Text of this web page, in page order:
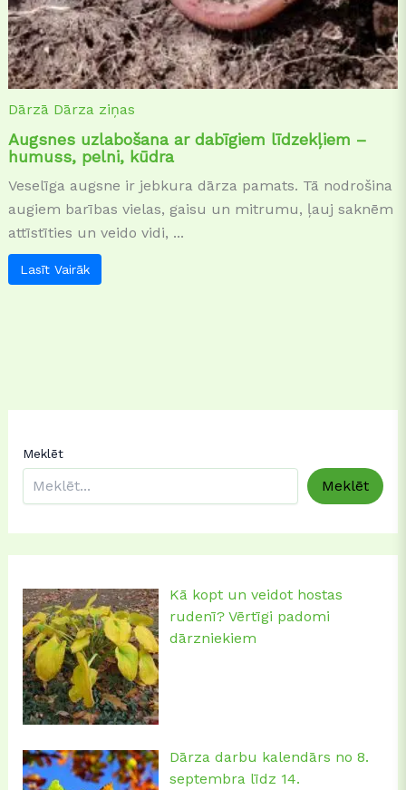
Dārzā Dārza ziņas
Augsnes uzlabošana ar dabīgiem līdzekļiem –
humuss, pelni, kūdra
Veselīga augsne ir jebkura dārza pamats. Tā nodrošina
augiem barības vielas, gaisu un mitrumu, ļauj saknēm
attīstīties un veido vidi, ...
Lasīt Vairāk
Meklēt
Meklēt
Kā kopt un veidot hostas
rudenī? Vērtīgi padomi
dārzniekiem
Dārza darbu kalendārs no 8.
septembra līdz 14.